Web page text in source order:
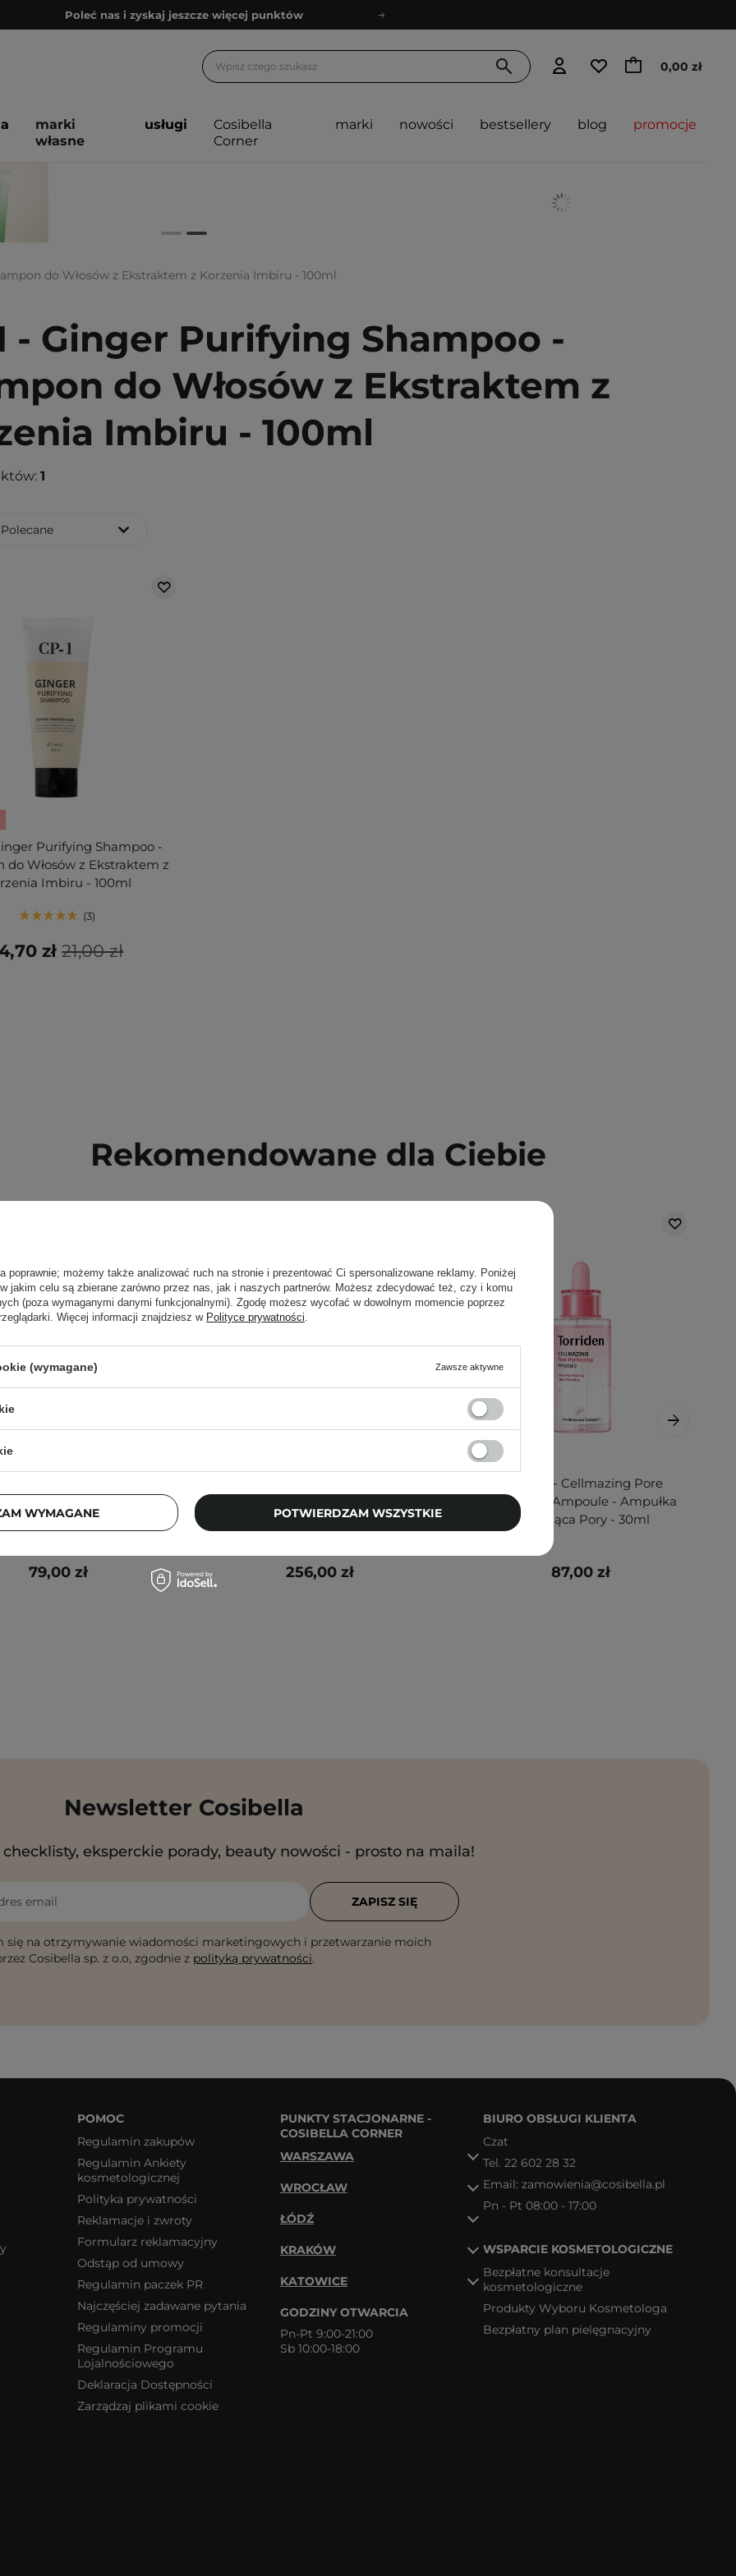
Poleć nas i zyskaj jeszcze więcej punktów
Bezpłatne konsultacje kosmetologiczne
Poleć nas i zyskaj jeszcze więcej punktów
0,00 zł
marki
własne
usługi
Cosibella
Corner
marki nowości bestsellery blog promocje
do Włosów z Ekstraktem z Korzenia Imbiru - 100ml
- Ginger Purifying Shampoo -
do Włosów z Ekstraktem z
Imbiru - 100ml
1
Polecane
Purifying Shampoo -
do Włosów z Ekstraktem z
Imbiru - 100ml
3
21,00 zł
zł
Rekomendowane dla Ciebie
Twarzy - 200g
79,00 zł
Przeciwstarzeniowe - 30ml
256,00 zł
Torriden - Cellmazing Pore
Perfecting Ampoule - Ampułka
Zwężająca Pory - 30ml
87,00 zł
Newsletter Cosibella
eksperckie porady, beauty nowości - prosto na maila!
email
się na otrzymywanie wiadomości marketingowych i przetwarzanie moich
Cosibella sp. z o.o, zgodnie z polityką prywatności.
ZAPISZ SIĘ
POMOC
Regulamin zakupów
Regulamin Ankiety
kosmetologicznej
Polityka prywatności
Reklamacje i zwroty
Formularz reklamacyjny
Odstąp od umowy
Regulamin paczek PR
Najczęściej zadawane pytania
Regulaminy promocji
Regulamin Programu
Lojalnościowego
Deklaracja Dostępności
Zarządzaj plikami cookie
PUNKTY STACJONARNE -
COSIBELLA CORNER
WARSZAWA
WROCŁAW
ŁÓDŹ
KRAKÓW
KATOWICE
GODZINY OTWARCIA
Pn-Pt 9:00-21:00
Sb 10:00-18:00
BIURO OBSŁUGI KLIENTA
Czat
Tel. 22 602 28 32
Email: zamowienia@cosibella.pl
Pn - Pt 08:00 - 17:00
WSPARCIE KOSMETOLOGICZNE
Bezpłatne konsultacje
kosmetologiczne
Produkty Wyboru Kosmetologa
Bezpłatny plan pielęgnacyjny
poprawnie; możemy także analizować ruch na stronie i prezentować Ci spersonalizowane reklamy. Poniżej
jakim celu są zbierane zarówno przez nas, jak i naszych partnerów. Możesz zdecydować też, czy i komu
(poza wymaganymi danymi funkcjonalnymi). Zgodę możesz wycofać w dowolnym momencie poprzez
Więcej informacji znajdziesz w Polityce prywatności.
(wymagane) Zawsze aktywne
WYMAGANE POTWIERDZAM WSZYSTKIE